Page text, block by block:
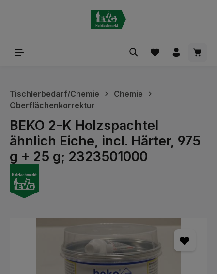
Tischlerbedarf/Chemie
Chemie
Oberflächenkorrektur
BEKO 2-K Holzspachtel
ähnlich Eiche, incl. Härter, 975
g + 25 g; 2323501000